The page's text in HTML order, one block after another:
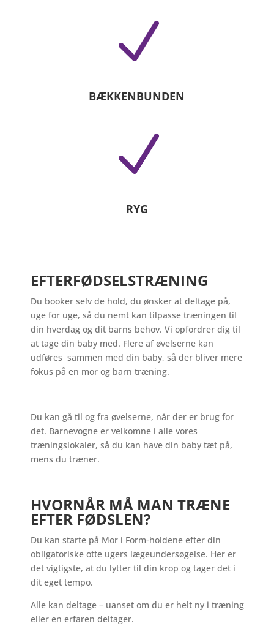
N
BÆKKENBUNDEN
N
RYG
EFTERFØDSELSTRÆNING
Du booker selv de hold, du ønsker at deltage på,
uge for uge, så du nemt kan tilpasse træningen til
din hverdag og dit barns behov. Vi opfordrer dig til
at tage din baby med. Flere af øvelserne kan
udføres sammen med din baby, så der bliver mere
fokus på en mor og barn træning.
Du kan gå til og fra øvelserne, når der er brug for
det. Barnevogne er velkomne i alle vores
træningslokaler, så du kan have din baby tæt på,
mens du træner.
HVORNÅR MÅ MAN TRÆNE
EFTER FØDSLEN?
Du kan starte på Mor i Form-holdene efter din
obligatoriske otte ugers lægeundersøgelse. Her er
det vigtigste, at du lytter til din krop og tager det i
dit eget tempo.
Alle kan deltage – uanset om du er helt ny i træning
eller en erfaren deltager.